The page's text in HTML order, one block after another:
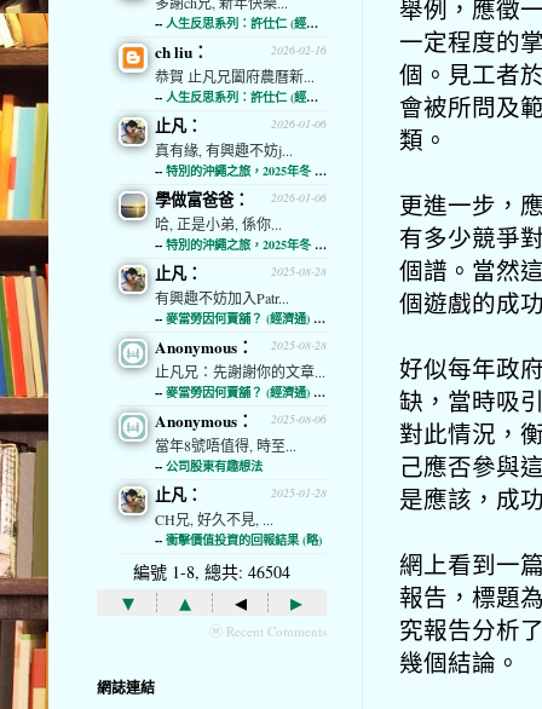
舉例，應徵
一定程度的
個。見工者
會被所問及
類。
更進一步，
有多少競爭
個譜。當然
個遊戲的成
好似每年政
缺，當時吸
對此情況，
己應否參與
是應該，成
網上看到一
報告，標題
究報告分析
幾個結論。
-- 人生反思系列：許仕仁 (經濟通)
2026-02-16
ch liu：
恭賀 止凡兄闔府農曆新...
-- 人生反思系列：許仕仁 (經濟通)
2026-01-06
止凡：
真有緣, 有興趣不妨j...
-- 特別的沖繩之旅，2025年冬 (經濟通)
2026-01-06
學做富爸爸：
哈, 正是小弟, 係你...
-- 特別的沖繩之旅，2025年冬 (經濟通)
2025-08-28
止凡：
有興趣不妨加入Patr...
-- 麥當勞因何賣舖？ (經濟通) (略)
2025-08-28
Anonymous：
止凡兄：先謝謝你的文章...
-- 麥當勞因何賣舖？ (經濟通) (略)
2025-08-06
Anonymous：
當年8號唔值得, 時至...
-- 公司股東有趣想法
2025-01-28
止凡：
CH兄, 好久不見, ...
-- 衝擊價值投資的回報結果 (略)
編號 1-8, 總共: 46504
▾ ▴ ◂ ▸
ⓦ Recent Comments
網誌連結